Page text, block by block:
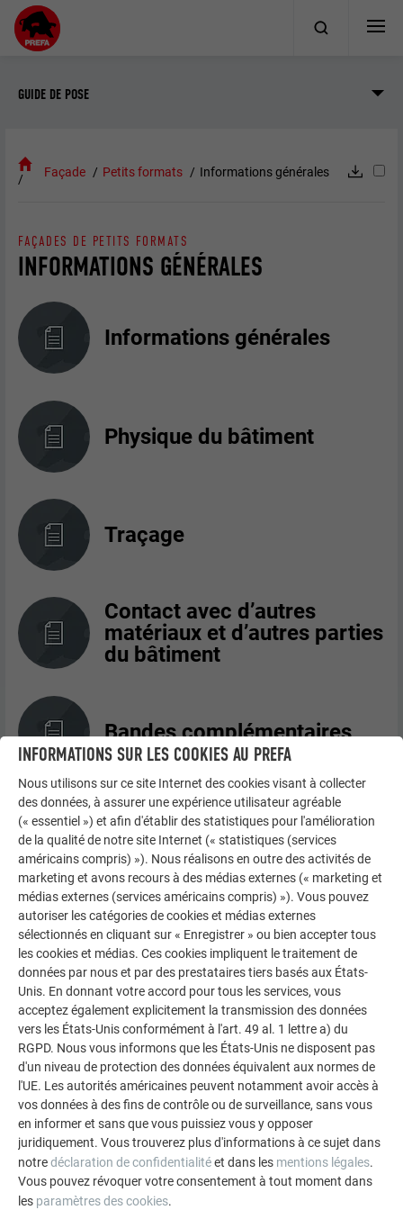
GUIDE DE POSE
Façade Petits formats Informations générales
INFORMATIONS GÉNÉRALES
FAÇADES DE PETITS FORMATS
Informations générales
Physique du bâtiment
Traçage
Contact avec d’autres
matériaux et d’autres parties
du bâtiment
Bandes complémentaires
Remarques relatives à la
statique et à la sous-
construction
Comportement au feu
Stockage et transport
Manipulation
INFORMATIONS SUR LES COOKIES AU PREFA
Nous utilisons sur ce site Internet des cookies visant à collecter
des données, à assurer une expérience utilisateur agréable
(« essentiel ») et afin d'établir des statistiques pour l'amélioration
de la qualité de notre site Internet (« statistiques (services
américains compris) »). Nous réalisons en outre des activités de
marketing et avons recours à des médias externes (« marketing et
médias externes (services américains compris) »). Vous pouvez
autoriser les catégories de cookies et médias externes
sélectionnés en cliquant sur « Enregistrer » ou bien accepter tous
les cookies et médias. Ces cookies impliquent le traitement de
données par nous et par des prestataires tiers basés aux États-
Unis. En donnant votre accord pour tous les services, vous
acceptez également explicitement la transmission des données
vers les États-Unis conformément à l'art. 49 al. 1 lettre a) du
RGPD. Nous vous informons que les États-Unis ne disposent pas
d'un niveau de protection des données équivalent aux normes de
l'UE. Les autorités américaines peuvent notamment avoir accès à
vos données à des fins de contrôle ou de surveillance, sans vous
en informer et sans que vous puissiez vous y opposer
juridiquement. Vous trouverez plus d'informations à ce sujet dans
notredéclaration de confidentialitéet dans les mentions légales.
Vous pouvez révoquer votre consentement à tout moment dans
les paramètres des cookies.